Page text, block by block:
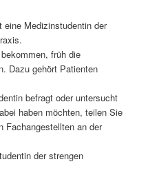
Medizinstudentin der
früh die
Dazu gehört Patienten
befragt oder untersucht
haben möchten, teilen Sie
Fachangestellten an der
der strengen